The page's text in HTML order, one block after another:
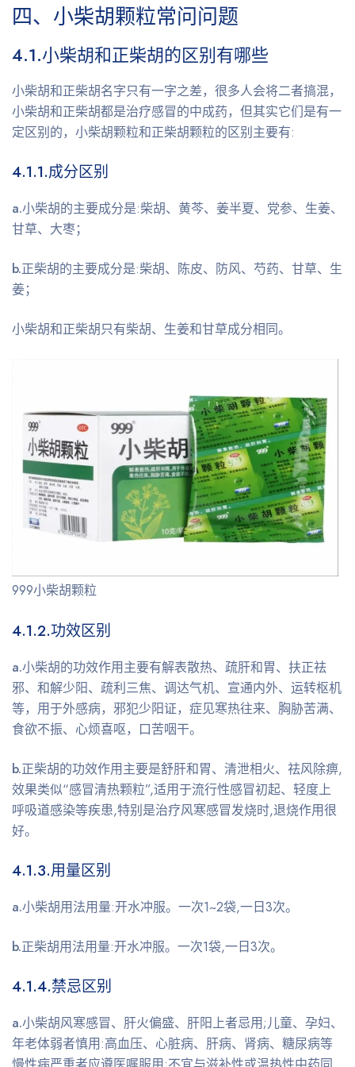
四、小柴胡颗粒常问问题
4.1.小柴胡和正柴胡的区别有哪些
小柴胡和正柴胡名字只有一字之差，很多人会将二者搞混，
小柴胡和正柴胡都是治疗感冒的中成药，但其实它们是有一
定区别的，小柴胡颗粒和正柴胡颗粒的区别主要有:
4.1.1.成分区别
a.小柴胡的主要成分是:柴胡、黄芩、姜半夏、党参、生姜、
甘草、大枣；
b.正柴胡的主要成分是:柴胡、陈皮、防风、芍药、甘草、生
姜；
小柴胡和正柴胡只有柴胡、生姜和甘草成分相同。
999小柴胡颗粒
4.1.2.功效区别
a.小柴胡的功效作用主要有解表散热、疏肝和胃、扶正祛
邪、和解少阳、疏利三焦、调达气机、宣通内外、运转枢机
等，用于外感病，邪犯少阳证，症见寒热往来、胸胁苦满、
食欲不振、心烦喜呕，口苦咽干。
b.正柴胡的功效作用主要是舒肝和胃、清泄相火、祛风除痹,
效果类似“感冒清热颗粒”,适用于流行性感冒初起、轻度上
呼吸道感染等疾患,特别是治疗风寒感冒发烧时,退烧作用很
好。
4.1.3.用量区别
a.小柴胡用法用量:开水冲服。一次1~2袋,一日3次。
b.正柴胡用法用量:开水冲服。一次1袋,一日3次。
4.1.4.禁忌区别
a.小柴胡风寒感冒、肝火偏盛、肝阳上者忌用;儿童、孕妇、
年老体弱者慎用:高血压、心脏病、肝病、肾病、糖尿病等